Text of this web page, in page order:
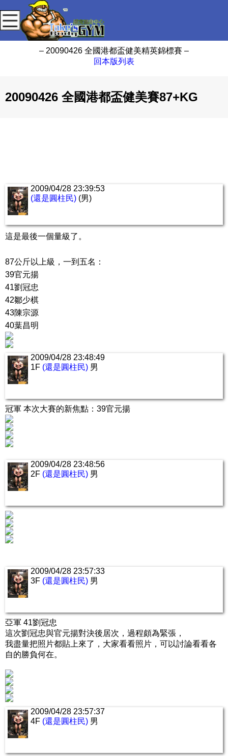
– 20090426 全國港都盃健美精英錦標賽 –
回本版列表
20090426 全國港都盃健美賽87+KG
2009/04/28 23:39:53
(還是圓柱民) (男)
這是最後一個量級了。
87公斤以上級，一到五名：
39官元揚
41劉冠忠
42鄒少棋
43陳宗源
40葉昌明
2009/04/28 23:48:49
1F (還是圓柱民) 男
冠軍 本次大賽的新焦點：39官元揚
2009/04/28 23:48:56
2F (還是圓柱民) 男
2009/04/28 23:57:33
3F (還是圓柱民) 男
亞軍 41劉冠忠
這次劉冠忠與官元揚對決後居次，過程頗為緊張，
我盡量把照片都貼上來了，大家看看照片，可以討論看看各
自的勝負何在。
2009/04/28 23:57:37
4F (還是圓柱民) 男